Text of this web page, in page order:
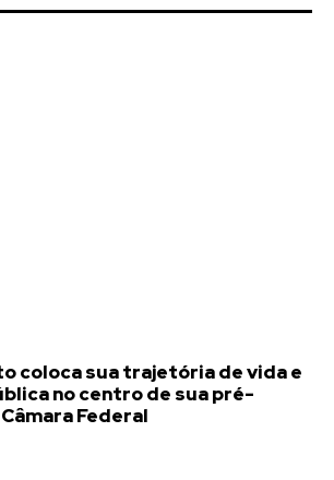
coloca sua trajetória de vida e
no centro de sua pré-
Federal